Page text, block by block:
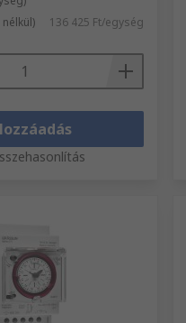
nélkül) 136 425 Ft/egység